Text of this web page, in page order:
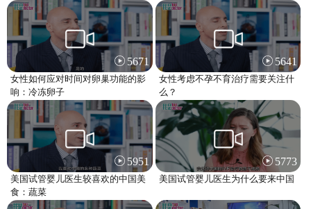
5671
女性如何应对时间对卵巢功能的影
响：冷冻卵子
5641
女性考虑不孕不育治疗需要关注什
么？
5951
美国试管婴儿医生较喜欢的中国美
食：蔬菜
5773
美国试管婴儿医生为什么要来中国